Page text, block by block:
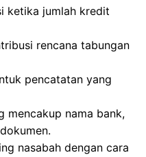
ketika jumlah kredit
rencana tabungan
pencatatan yang
mencakup nama bank,
nasabah dengan cara